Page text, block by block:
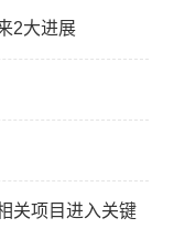
2大进展
关项目进入关键